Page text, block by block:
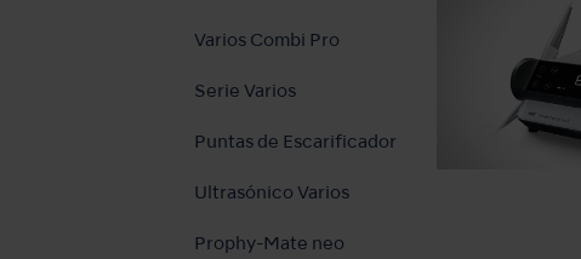
Varios Combi Pro
Serie Varios
Puntas de Escarificador
Ultrasónico Varios
Prophy-Mate neo